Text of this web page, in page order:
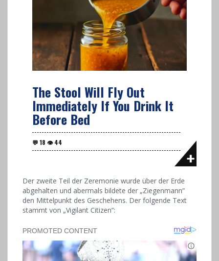
The Stool Will Fly Out
Immediately If You Drink It
Before Bed
Der zweite Teil der Zeremonie wurde über der Erde
abgehalten und abermals bildete der „Ziegenmann”
den Mittelpunkt des Geschehens. Der folgende Text
stammt von „Vigilant Citizen“: